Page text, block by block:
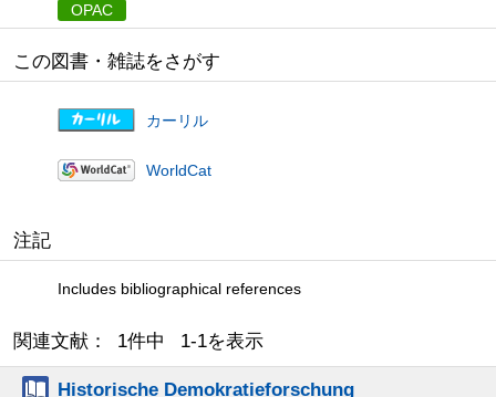
OPAC
この図書・雑誌をさがす
カーリル
WorldCat
注記
Includes bibliographical references
関連文献： 1件中 1-1を表示
Historische Demokratieforschung